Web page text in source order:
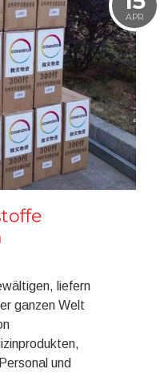
APR
liefern
ganzen Welt
und